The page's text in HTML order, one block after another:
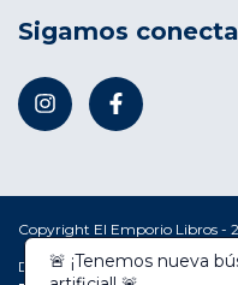
Sigamos
Copyright El Emporio Libros -
Defensa de las y los